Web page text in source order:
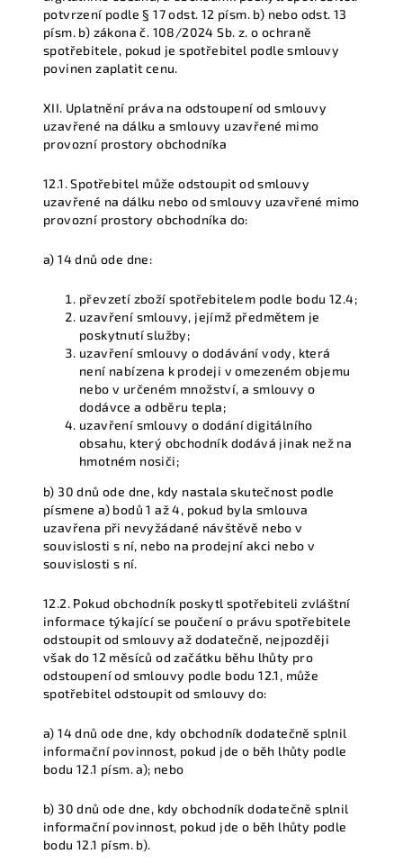
potvrzení podle § 17 odst. 12 písm. b) nebo odst. 13
písm. b) zákona č. 108/2024 Sb. z. o ochraně
spotřebitele, pokud je spotřebitel podle smlouvy
povinen zaplatit cenu.
XII. Uplatnění práva na odstoupení od smlouvy
uzavřené na dálku a smlouvy uzavřené mimo
provozní prostory obchodníka
12.1. Spotřebitel může odstoupit od smlouvy
uzavřené na dálku nebo od smlouvy uzavřené mimo
provozní prostory obchodníka do:
a) 14 dnů ode dne:
převzetí zboží spotřebitelem podle bodu 12.4;
uzavření smlouvy, jejímž předmětem je
poskytnutí služby;
uzavření smlouvy o dodávání vody, která
není nabízena k prodeji v omezeném objemu
nebo v určeném množství, a smlouvy o
dodávce a odběru tepla;
uzavření smlouvy o dodání digitálního
obsahu, který obchodník dodává jinak než na
hmotném nosiči;
b) 30 dnů ode dne, kdy nastala skutečnost podle
písmene a) bodů 1 až 4, pokud byla smlouva
uzavřena při nevyžádané návštěvě nebo v
souvislosti s ní, nebo na prodejní akci nebo v
souvislosti s ní.
12.2. Pokud obchodník poskytl spotřebiteli zvláštní
informace týkající se poučení o právu spotřebitele
odstoupit od smlouvy až dodatečně, nejpozději
však do 12 měsíců od začátku běhu lhůty pro
odstoupení od smlouvy podle bodu 12.1, může
spotřebitel odstoupit od smlouvy do:
a) 14 dnů ode dne, kdy obchodník dodatečně splnil
informační povinnost, pokud jde o běh lhůty podle
bodu 12.1 písm. a); nebo
b) 30 dnů ode dne, kdy obchodník dodatečně splnil
informační povinnost, pokud jde o běh lhůty podle
bodu 12.1 písm. b).